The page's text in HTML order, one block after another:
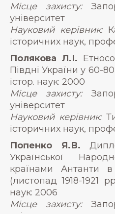
Місце захисту:
університет
Науковий керівник:
історичних наук,
Полякова Л.І.
Півдні України у 60-
істор. наук: 2000
Місце захисту:
університет
Науковий керівник:
історичних наук,
Попенко Я.В.
Української
країнами Антанти в
(листопад 1918-1921
наук: 2006
Місце захисту: